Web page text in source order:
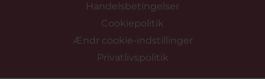
Handelsbetingelser
Cookiepolitik
Ændr cookie-indstillinger
Privatlivspolitik